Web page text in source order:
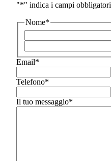
"*" indica i campi obbligatori
Nome*
Email*
Telefono*
Il tuo messaggio*